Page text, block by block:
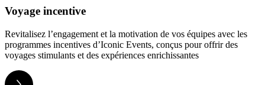
Voyage incentive
Revitalisez l’engagement et la motivation de vos équipes avec les
programmes incentives d’Iconic Events, conçus pour offrir des
voyages stimulants et des expériences enrichissantes